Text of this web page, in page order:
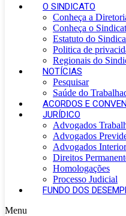
O SINDICATO
Conheça a
Conheça o
Estatuto do
Politica de
Regionais do
NOTÍCIAS
Pesquisar
Saúde do
ACORDOS E
JURÍDICO
Advogados
Advogados
Advogados Interior
Direitos
Homologações
Processo Judicial
FUNDO DOS
Menu